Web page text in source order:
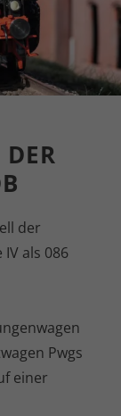
der
als 086
Pwgs
einer